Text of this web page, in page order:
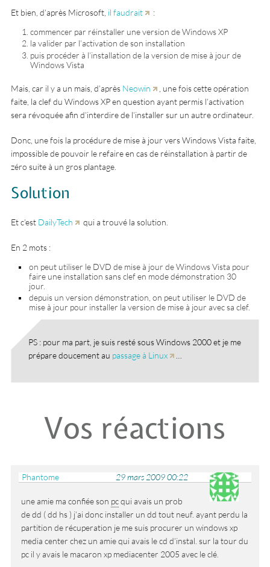
Et bien, d’après Microsoft, il faudrait
:
commencer par réinstaller une version de Windows XP
la valider par l’activation de son installation
puis procéder à l’installation de la version de mise à jour de
Windows Vista
Mais, car il y a un mais, d’après Neowin
, une fois cette opération
faite, la clef du Windows XP en question ayant permis l’activation
sera révoquée afin d’interdire de l’installer sur un autre ordinateur.
Donc, une fois la procédure de mise à jour vers Windows Vista faite,
impossible de pouvoir le refaire en cas de réinstallation à partir de
zéro suite à un gros plantage.
Solution
Et c’est DailyTech qui a trouvé la solution.
En 2 mots :
on peut utiliser le DVD de mise à jour de Windows Vista pour
faire une installation sans clef en mode démonstration 30
jour.
depuis un version démonstration, on peut utiliser le DVD de
mise à jour pour installer la version de mise à jour avec sa clef.
PS : pour ma part, je suis resté sous Windows 2000 et je me
prépare doucement au passage à Linux
Vos réactions
Phantome 29 mars 2009 00:22
une amie ma confiée son pcqui avais un prob
de dd ( dd hs ) j’ai donc installer un dd tout neuf. ayant perdu la
partition de récuperation je me suis procurer un windows xp
media center chez un amie qui avais le cd d’instal. sur la tour du
pc il y avais le macaron xp mediacenter 2005 avec le clé.